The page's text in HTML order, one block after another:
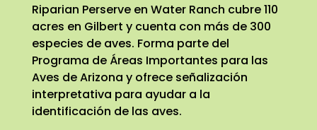
Riparian Perserve en Water Ranch cubre 110
acres en Gilbert y cuenta con más de 300
especies de aves. Forma parte del
Programa de Áreas Importantes para las
Aves de Arizona y ofrece señalización
interpretativa para ayudar a la
identificación de las aves.